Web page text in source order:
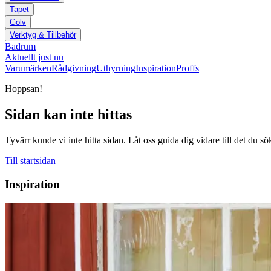
Tapet
Golv
Verktyg & Tillbehör
Badrum
Aktuellt just nu
VarumärkenRådgivningUthyrningInspirationProffs
Hoppsan!
Sidan kan inte hittas
Tyvärr kunde vi inte hitta sidan. Låt oss guida dig vidare till det du
Till startsidan
Inspiration